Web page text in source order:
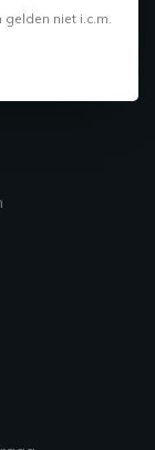
niet i.c.m.